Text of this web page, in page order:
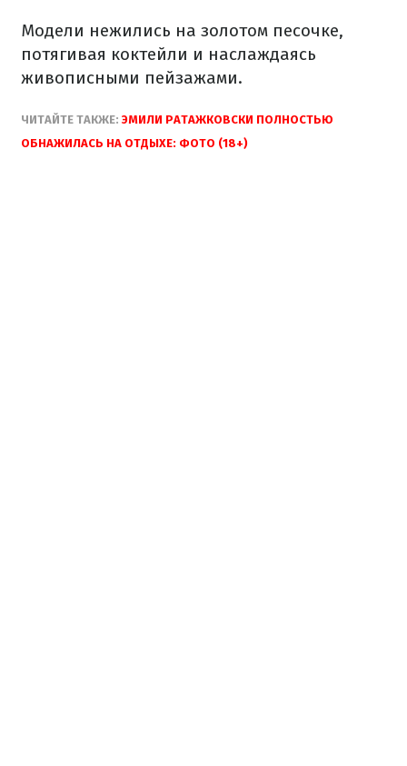
Модели нежились на золотом песочке,
потягивая коктейли и наслаждаясь
живописными пейзажами.
ЧИТАЙТЕ ТАКЖЕ: ЭМИЛИ РАТАЖКОВСКИ ПОЛНОСТЬЮ
ОБНАЖИЛАСЬ НА ОТДЫХЕ: ФОТО (18+)